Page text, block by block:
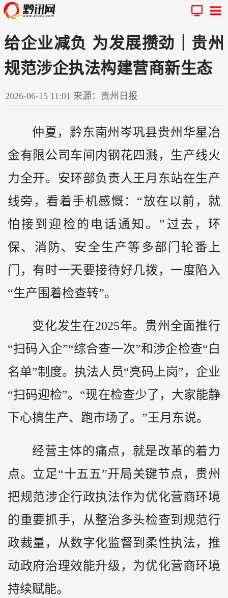
给企业减负 为发展攒劲｜贵州
规范涉企执法构建营商新生态
2026-06-15 11:01 来源：贵州日报
仲夏， 黔东南州岑巩县贵州 华星冶
金有限公司车间内钢花四溅，生产线火
力全开。安环部负责人王月东站在生产
线旁，看着手机感慨：“放在以前，就
怕接到迎检的电话通知。”过去，环
保、消防、安全生产等多部门轮番上
门，有时一天要接待好几拨，一度陷入
“生产围着检查转”。
变化发生在2025年。贵州全面推行
“扫码入企”“综合查一次”和涉企检查“白
名单”制度。执法人员“亮码上岗”，企业
“扫码迎检”。“现在检查少了，大家能静
下心搞生产、跑市场了。”王月东说。
经营主体的痛点，就是改革的着力
点。立足“十五五”开局关键节点，贵州
把规范涉企行政执法作为优化营商环境
的重要抓手，从整治多头检查到规范行
政裁量，从数字化监督到柔性执法，推
动政府治理效能升级，为优化营商环境
持续赋能。